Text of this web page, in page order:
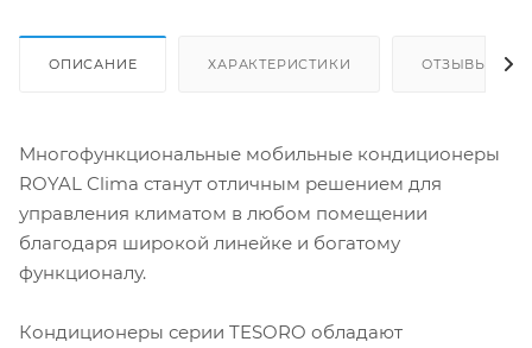
ОПИСАНИЕ ХАРАКТЕРИСТИКИ ОТЗЫВЫ
Многофункциональные мобильные кондиционеры
ROYAL Clima станут отличным решением для
управления климатом в любом помещении
благодаря широкой линейке и богатому
функционалу.
Кондиционеры серии TESORO обладают